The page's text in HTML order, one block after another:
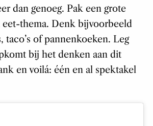
dan genoeg. Pak een grote
eet-thema. Denk bijvoorbeeld
taco’s of pannenkoeken. Leg
bij het denken aan dit
en voilá: één en al spektakel